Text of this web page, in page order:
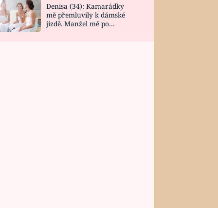
Denisa (34): Kamarádky
mě přemluvily k dámské
jízdě. Manžel mě po